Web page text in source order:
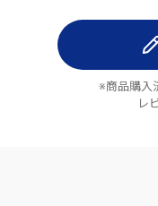
※商品購入
レ